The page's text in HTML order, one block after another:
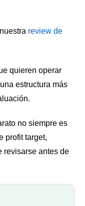
review de
quieren operar
estructura más
no siempre es
profit target,
revisarse antes de